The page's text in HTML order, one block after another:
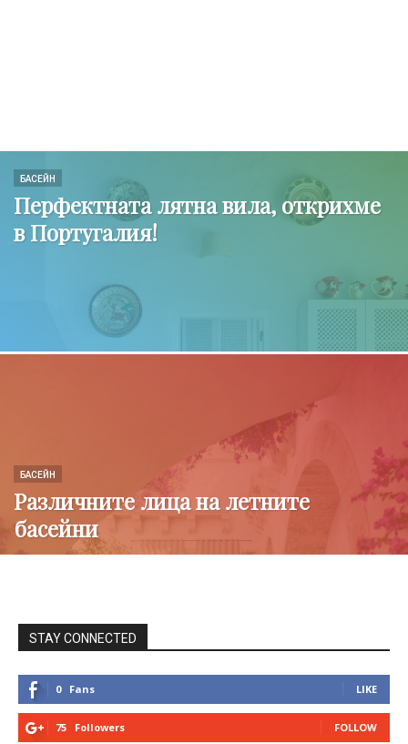
БАСЕЙН
Перфектната лятна вила, открихме
в Португалия!
БАСЕЙН
Различните лица на летните
басейни
STAY CONNECTED
0 Fans LIKE
75 Followers FOLLOW